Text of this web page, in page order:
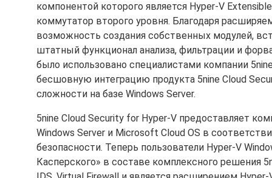
компонентой которого является Hyper-V
коммутатор второго уровня. Благодаря
возможность создания собственных модулей,
штатный функционал анализа, фильтрации и
было использовано специалистами компании
бесшовную интеграцию продукта 5nine Cloud
сложности на базе Windows Server.
5nine Cloud Security for Hyper-V предоставляет
Windows Server и Microsoft Cloud OS в
безопасности. Теперь пользователи Hyper-V
Касперского» в составе комплексного решения